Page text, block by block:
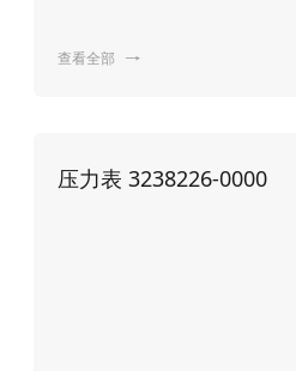
查看全部 
压力表 3238226-0000